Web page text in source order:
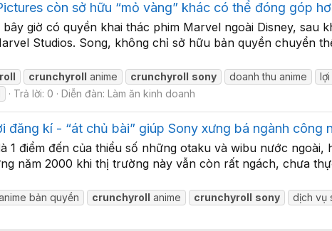
còn sở hữu “mỏ vàng” khác có thể đóng góp
giờ có quyền khai thác phim Marvel ngoài Disney, sau
Studios. Song, không chỉ sở hữu bản quyền chuyển
crunchyroll anime crunchyroll sony doanh thu anime
Trả lời: 0 Diễn đàn: Làm ăn kinh doanh
đăng kí - “át chủ bài” giúp Sony xưng bá ngành công
1 điểm đến của thiểu số những otaku và wibu nước
năm 2000 khi thị trường này vẫn còn rất ngách, chưa
bản quyền crunchyroll anime crunchyroll sony dịch vụ